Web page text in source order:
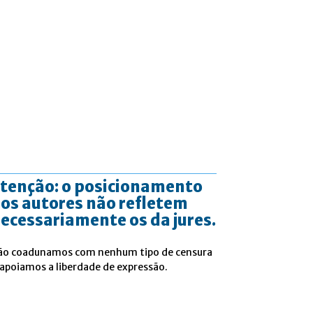
o posicionamento
autores não refletem
os da jures.
coadunamos com nenhum tipo de censura
a liberdade de expressão.